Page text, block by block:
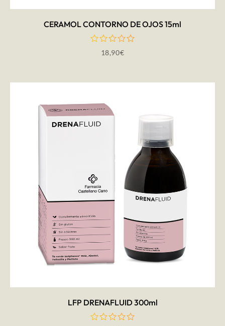
CERAMOL CONTORNO DE OJOS 15ml
18,90€
AÑADIR AL CARRITO
LFP DRENAFLUID 300ml